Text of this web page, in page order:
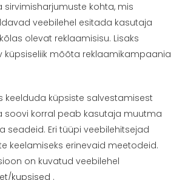
kohta, mis
veebilehel esitada kasutaja
olevat reklaamisisu. Lisaks
mõõta reklaamikampaania
keelduda küpsiste salvestamisest
soovi korral peab kasutaja muutma
seadeid. Eri tüüpi veebilehitsejad
keelamiseks erinevaid meetodeid.
on kuvatud veebilehel
kupsised .